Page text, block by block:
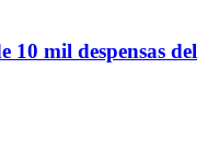
10 mil despensas del